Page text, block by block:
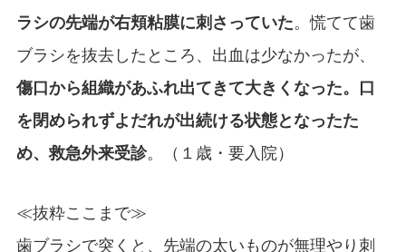
ラシの先端が右頬粘膜に刺さっていた。慌てて歯
ブラシを抜去したところ、出血は少なかったが、
傷口から組織があふれ出てきて大きくなった。口
を閉められずよだれが出続ける状態となったた
め、救急外来受診。（１歳・要入院）
≪抜粋ここまで≫
歯ブラシで突くと、先端の太いものが無理やり刺